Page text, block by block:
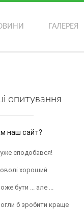
сайту
ГАЛЕРЕЯ
опитування
наш сайт?
сподобався!
хороший
бути ... але ...
б зробити краще